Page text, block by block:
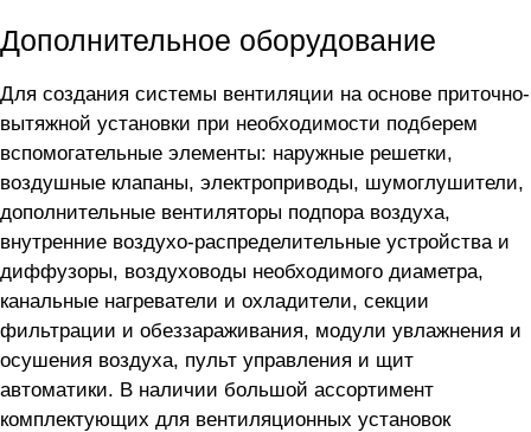
Дополнительное оборудование
Для создания системы вентиляции на основе приточно-
вытяжной установки при необходимости подберем
вспомогательные элементы: наружные решетки,
воздушные клапаны, электроприводы, шумоглушители,
дополнительные вентиляторы подпора воздуха,
внутренние воздухо-распределительные устройства и
диффузоры, воздуховоды необходимого диаметра,
канальные нагреватели и охладители, секции
фильтрации и обеззараживания, модули увлажнения и
осушения воздуха, пульт управления и щит
автоматики. В наличии большой ассортимент
комплектующих для вентиляционных установок